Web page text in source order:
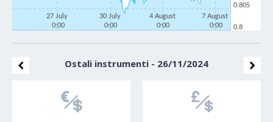
27 July
0:00
30 July
0:00
4 August
0:00
7 August
0:00
0.8
0.805
Ostali instrumenti - 26/11/2024